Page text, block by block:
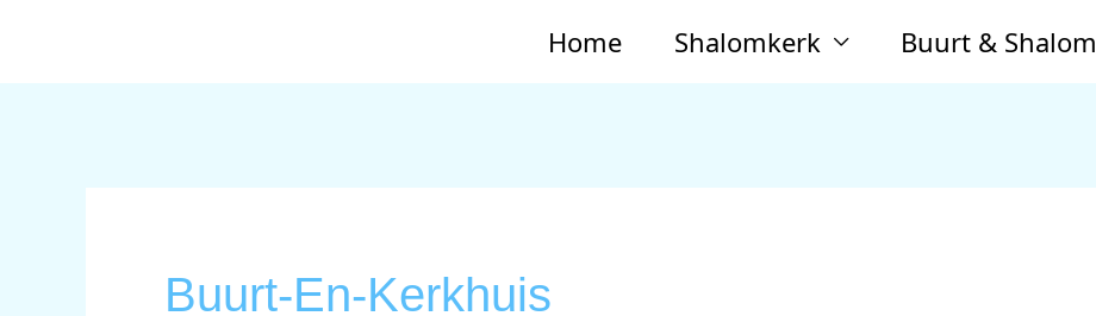
Home Shalomkerk Buurt & Shalom
Buurt-En-Kerkhuis